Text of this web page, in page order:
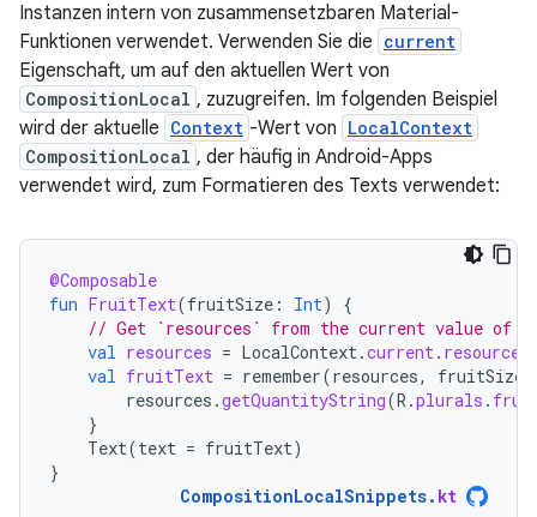
Instanzen intern von zusammensetzbaren Material-
Funktionen verwendet. Verwenden Sie die current
Eigenschaft, um auf den aktuellen Wert von
CompositionLocal , zuzugreifen. Im folgenden Beispiel
wird der aktuelle Context -Wert von LocalContext
CompositionLocal , der häufig in Android-Apps
verwendet wird, zum Formatieren des Texts verwendet:
@Composable
fun FruitText(fruitSize : Int)
{
// Get `resources` from the current value of
val resources = LocalContext.current. resources
val fruitText = remember(resources, fruitSize
resources .getQuantityString(R .plurals .
}
Text(text = fruitText)
}
CompositionLocalSnippets. kt